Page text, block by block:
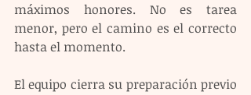
máximos honores. No es tarea
menor, pero el camino es el correcto
hasta el momento.
El equipo cierra su preparación previo